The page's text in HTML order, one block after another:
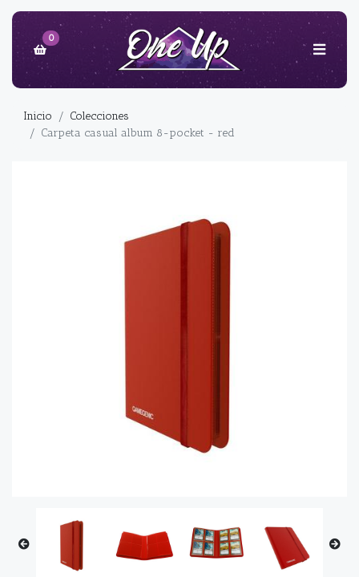
0
Inicio
Colecciones
Carpeta casual album 8-pocket - red